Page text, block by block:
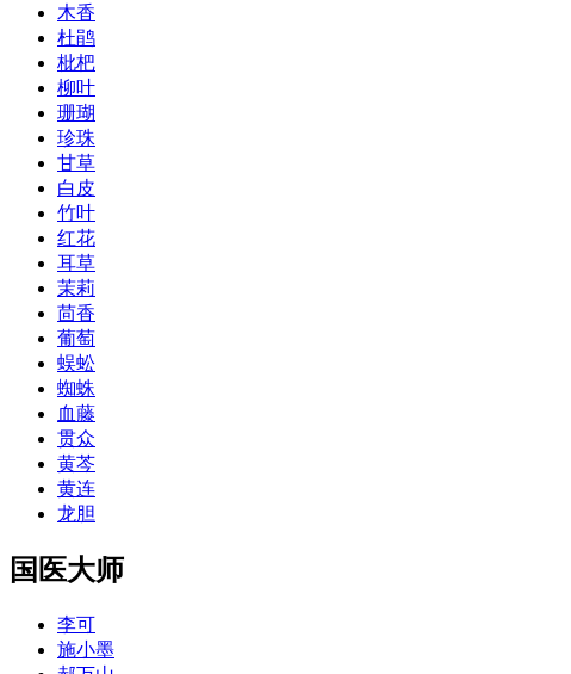
木香
杜鹃
枇杷
柳叶
珊瑚
珍珠
甘草
白皮
竹叶
红花
耳草
茉莉
茴香
葡萄
蜈蚣
蜘蛛
血藤
贯众
黄芩
黄连
龙胆
国医大师
李可
施小墨